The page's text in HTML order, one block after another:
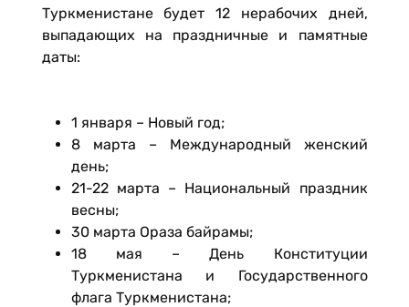
Туркменистане будет 12 нерабочих дней,
выпадающих на праздничные и памятные
даты:
1 января – Новый год;
8 марта – Международный женский
день;
21-22 марта – Национальный праздник
весны;
30 марта Ораза байрамы;
18 мая ­– День Конституции
Туркменистана и Государственного
флага Туркменистана;